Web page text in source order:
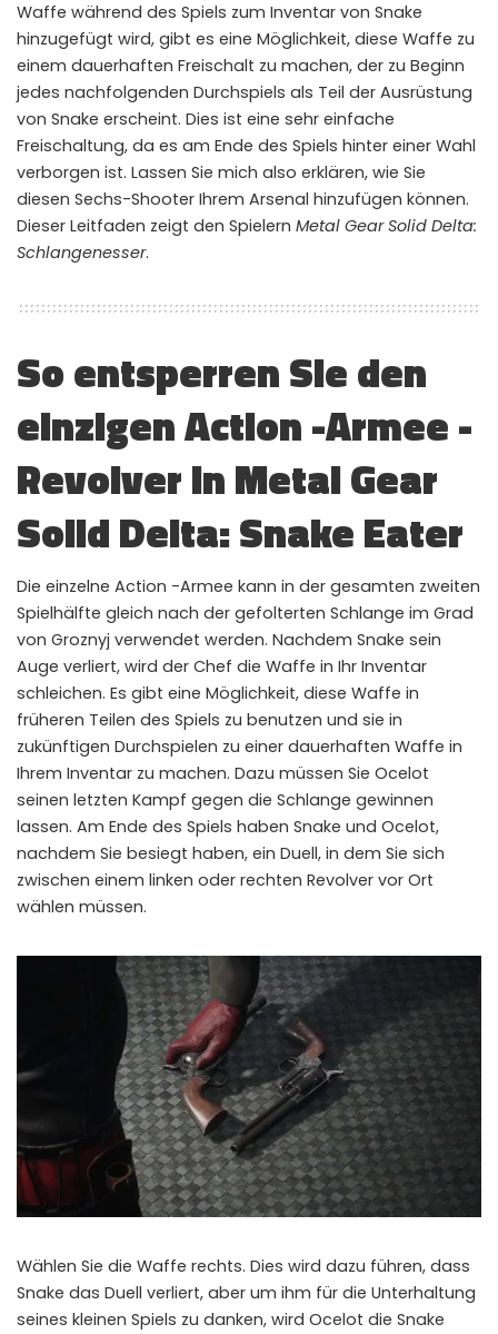
WHY JOIN THE CHANNEL?
ALL PERKS — ZERO NOISE • 100% FREE
100% FREE to join
Get exclusive codes and strategies before anyone else
Limited-time game codes
Temporary download keys — grab them fast, they expire
Steam Games Giveaways
Global contests to win full Steam games & gift cards
No promotions, no junk — just pure gaming content
Everything arrives directly — faster than websites or email
Members-Only Content
Exclusive guides & secrets never published anywhere else
Global Community
Join gamers worldwide and get real-time alerts
Waffe während des Spiels zum Inventar von Snake
hinzugefügt wird, gibt es eine Möglichkeit, diese Waffe zu
einem dauerhaften Freischalt zu machen, der zu Beginn
jedes nachfolgenden Durchspiels als Teil der Ausrüstung
von Snake erscheint. Dies ist eine sehr einfache
Freischaltung, da es am Ende des Spiels hinter einer Wahl
verborgen ist. Lassen Sie mich also erklären, wie Sie
diesen Sechs-Shooter Ihrem Arsenal hinzufügen können.
Dieser Leitfaden zeigt den Spielern Metal Gear Solid Delta:
Schlangenesser.
So entsperren Sie den
einzigen Action -Armee -
Revolver in Metal Gear
Solid Delta: Snake Eater
Die einzelne Action -Armee kann in der gesamten zweiten
Spielhälfte gleich nach der gefolterten Schlange im Grad
von Groznyj verwendet werden. Nachdem Snake sein
Auge verliert, wird der Chef die Waffe in Ihr Inventar
schleichen. Es gibt eine Möglichkeit, diese Waffe in
früheren Teilen des Spiels zu benutzen und sie in
zukünftigen Durchspielen zu einer dauerhaften Waffe in
Ihrem Inventar zu machen. Dazu müssen Sie Ocelot
seinen letzten Kampf gegen die Schlange gewinnen
lassen. Am Ende des Spiels haben Snake und Ocelot,
nachdem Sie besiegt haben, ein Duell, in dem Sie sich
zwischen einem linken oder rechten Revolver vor Ort
wählen müssen.
Wählen Sie die Waffe rechts. Dies wird dazu führen, dass
Snake das Duell verliert, aber um ihm für die Unterhaltung
seines kleinen Spiels zu danken, wird Ocelot die Snake